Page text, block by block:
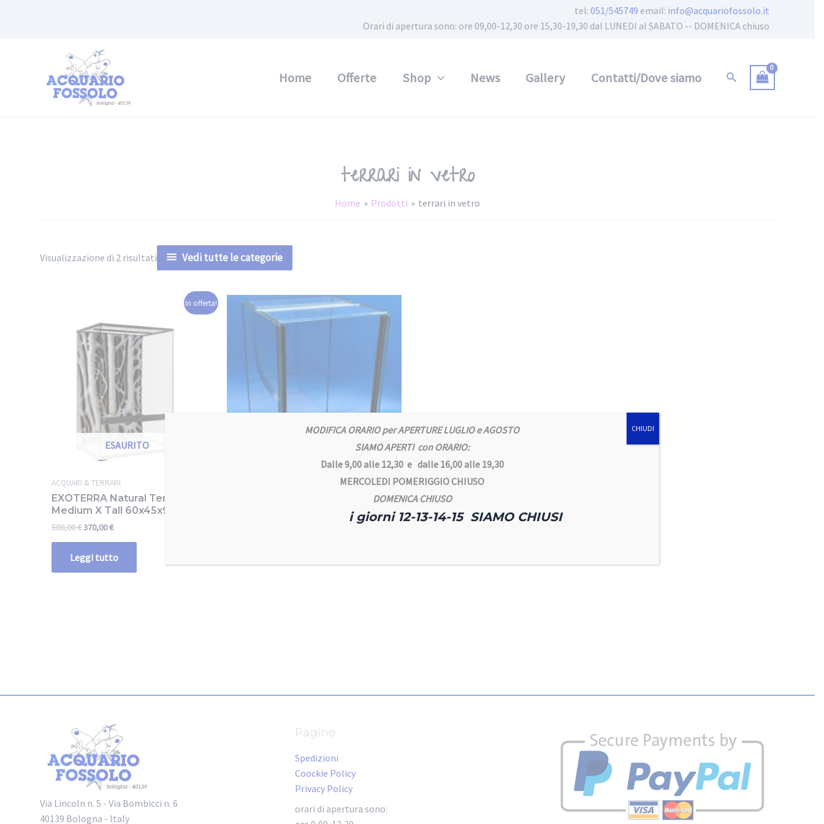
tel: 051/545749 email: info@acquariofossolo.it
Orari di apertura sono: ore 09,00-12,30 ore 15,30-19,30 dal LUNEDI al SABATO -- DOMENICA chiuso
Home Offerte Shop News Gallery Contatti/Dove siamo
terrari in vetro
Home Prodotti terrari in vetro
Visualizzazione di 2 risultati Vedi tutte le categorie
In offerta!
ESAURITO
ACQUARI & TERRARI
EXOTERRA Natural Terrarium
Medium X Tall 60x45x90cm
500,00€370,00€
Leggi tutto
Via Lincoln n. 5 - Via Bombicci n. 6
40139 Bologna - Italy
Pagine
Spedizioni
Coockie Policy
Privacy Policy
orari di apertura sono:
MODIFICA ORARIO per APERTURE LUGLIO e AGOSTO
SIAMO APERTI con ORARIO:
Dalle 9,00 alle 12,30 e dalle 16,00 alle 19,30
MERCOLEDI POMERIGGIO CHIUSO
DOMENICA CHIUSO
i giorni 12-13-14-15 SIAMO CHIUSI
CHIUDI